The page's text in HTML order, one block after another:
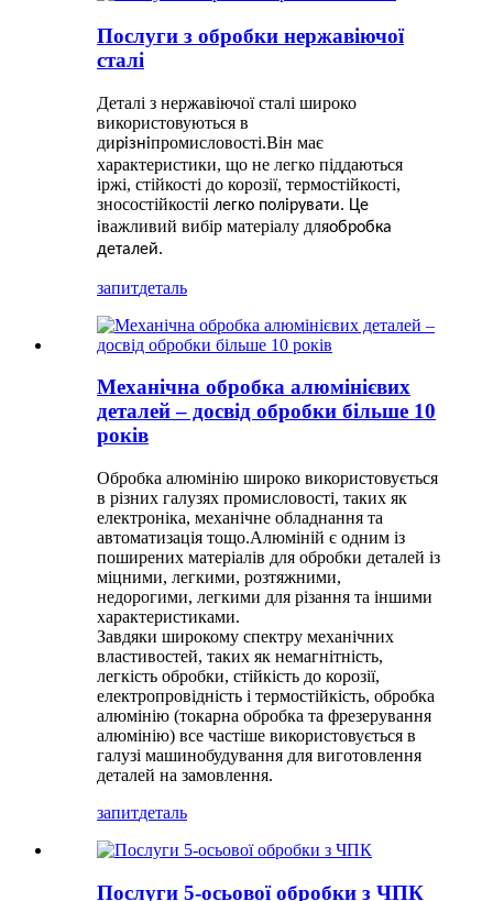
Послуги з обробки нержавіючої
сталі
Деталі з нержавіючої сталі широко
використовуються в
дирізніпромисловості.Він має
характеристики, що не легко піддаються
іржі, стійкості до корозії, термостійкості,
зносостійкостіі легко полірувати. Це
iважливий вибір матеріалу дляобробка
деталей.
запитдеталь
Механічна обробка алюмінієвих
деталей – досвід обробки більше 10
років
Обробка алюмінію широко використовується
в різних галузях промисловості, таких як
електроніка, механічне обладнання та
автоматизація тощо.Алюміній є одним із
поширених матеріалів для обробки деталей із
міцними, легкими, розтяжними,
недорогими, легкими для різання та іншими
характеристиками.
Завдяки широкому спектру механічних
властивостей, таких як немагнітність,
легкість обробки, стійкість до корозії,
електропровідність і термостійкість, обробка
алюмінію (токарна обробка та фрезерування
алюмінію) все частіше використовується в
галузі машинобудування для виготовлення
деталей на замовлення.
запитдеталь
Послуги 5-осьової обробки з ЧПК